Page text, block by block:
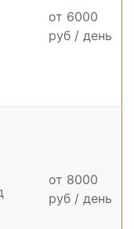
от 6000
руб / день
от 8000
руб / день